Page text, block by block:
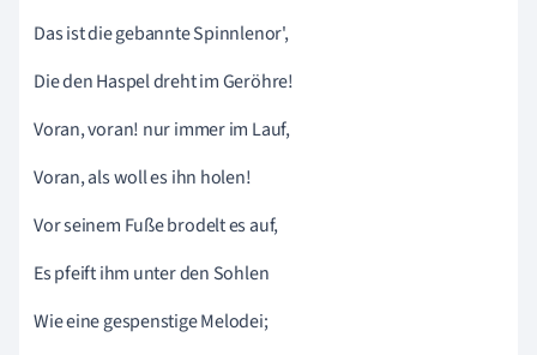
Das ist die gebannte Spinnlenor',
Die den Haspel dreht im Geröhre!
Voran, voran! nur immer im Lauf,
Voran, als woll es ihn holen!
Vor seinem Fuße brodelt es auf,
Es pfeift ihm unter den Sohlen
Wie eine gespenstige Melodei;